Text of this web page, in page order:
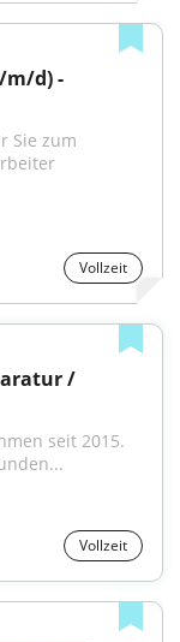
m/d) -
Sie zum
Vollzeit
/
seit 2015.
Vollzeit